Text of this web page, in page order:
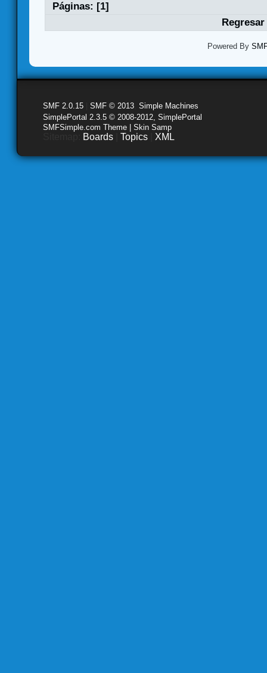
Páginas: [1]
Powered By
SMF 2.0.15 SMF © 2013 Simple Machines
SimplePortal 2.3.5 © 2008-2012, SimplePortal
SMFSimple.com Theme | Skin Samp
Boards Topics XML